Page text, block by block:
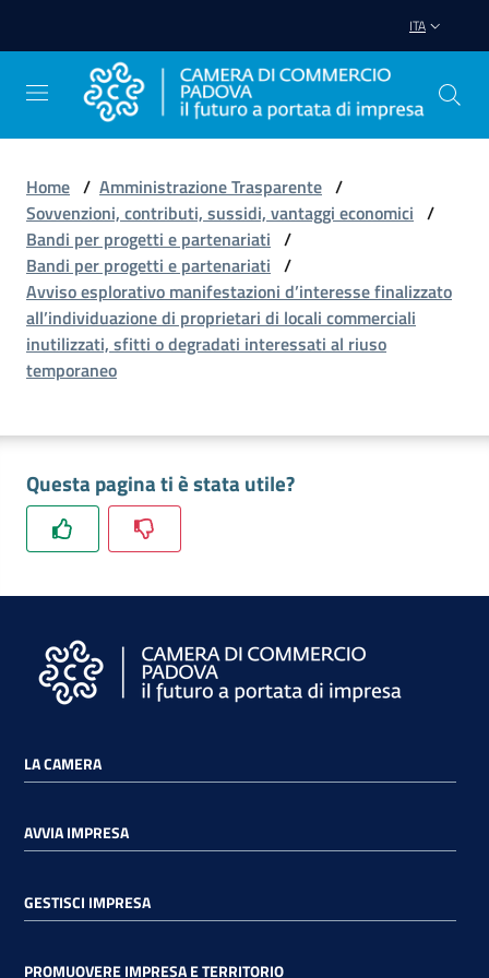
ITA
Avviare
Impresa
Gestire
Impresa
Promuovere
Impresa
e
territorio
Impresa
Consumatore
Impresa
La
Camera
Home / Amministrazione Trasparente /
Sovvenzioni, contributi, sussidi, vantaggi economici /
Bandi per progetti e partenariati /
Bandi per progetti e partenariati /
Avviso esplorativo manifestazioni d’interesse finalizzato
all’individuazione di proprietari di locali commerciali
inutilizzati, sfitti o degradati interessati al riuso
temporaneo
Questa pagina ti è stata utile?
LA CAMERA
AVVIA IMPRESA
GESTISCI IMPRESA
PROMUOVERE IMPRESA E TERRITORIO